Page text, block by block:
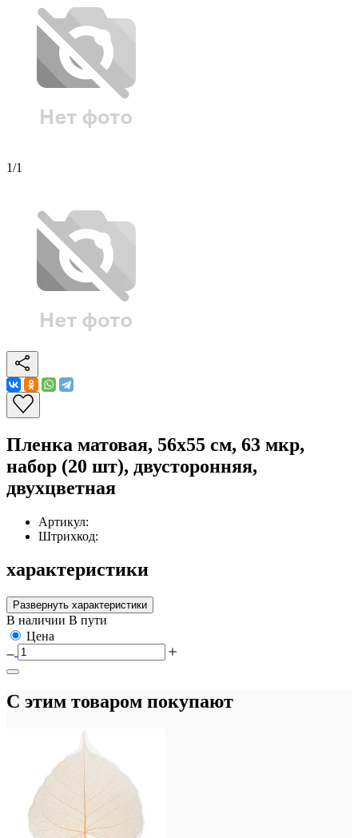
1/1
Пленка матовая, 56x55 см, 63 мкр,
набор (20 шт), двусторонняя,
двухцветная
Артикул:
Штрихкод:
характеристики
Развернуть характеристики
В наличии В пути
Цена
С этим товаром покупают